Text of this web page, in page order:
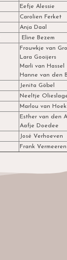
Eefje Alessie
Carolien Ferket
Anja Daal
Eline Bezem
Frouwkje van
Lara Gooijers
Marli van Hassel
Hanne van den
Jenita Göbel
Neeltje
Marlou van Hoek
Esther van den
Aafje Doedee
José Verhoeven
Frank Vermeeren